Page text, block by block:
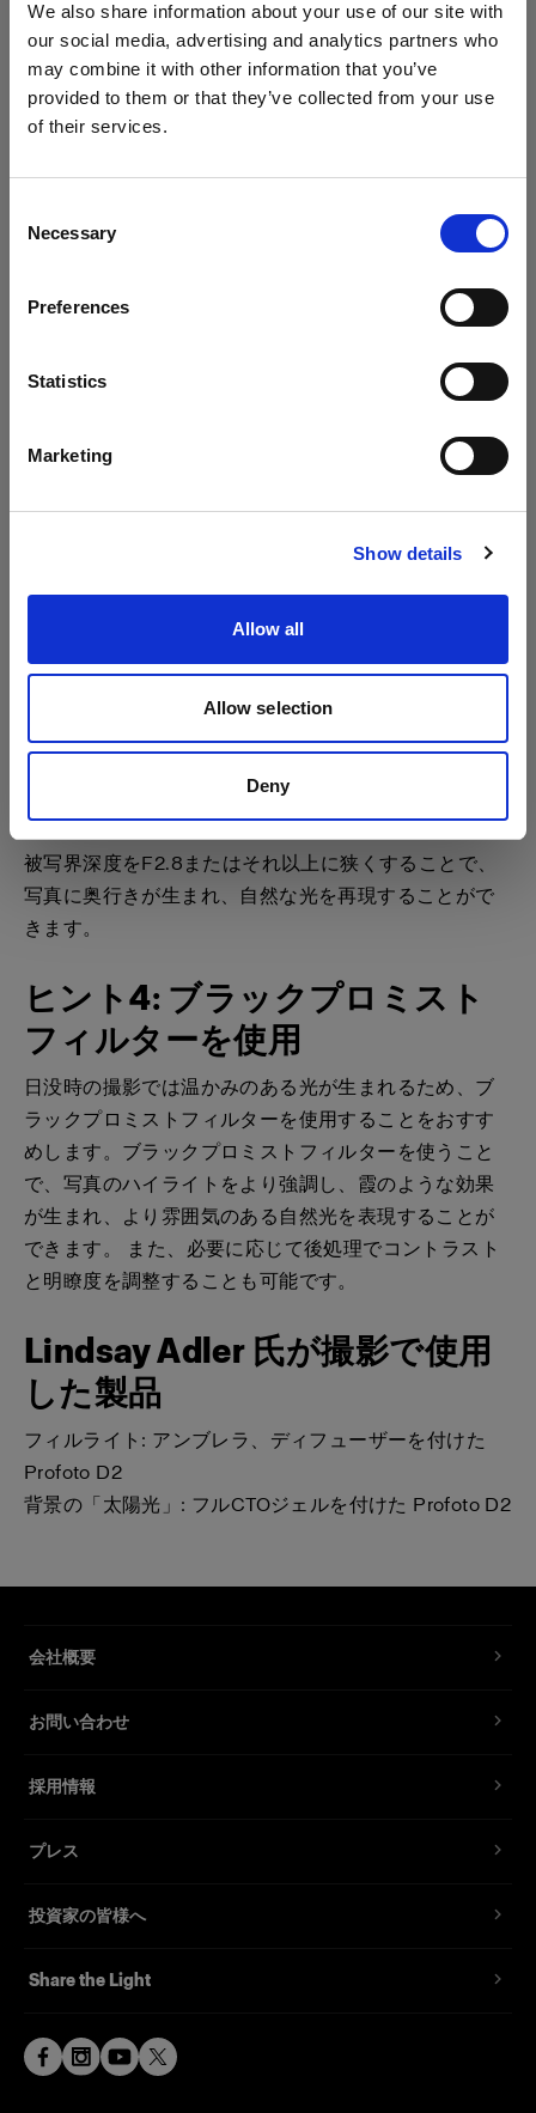
We also share information about your use of our site with
our social media, advertising and analytics partners who
may combine it with other information that you’ve
provided to them or that they’ve collected from your use
of their services.
Selection
Necessary
Preferences
Statistics
Marketing
Show details
Allow all
Allow selection
Deny
地域を変更しますか？
Bulgaria
言語
サイトにアクセス
ヒント2: CTOジェル
CTO（色温度オレンジ）ジェルを使用することで、夕
焼けの暖かい光を再現することができます。 また、フ
色温度から、自然なゴールデンアワーの光を再現した
温かみのあるタングステンの色温度に変えることがで
きます。この撮影では、CTOジェルを付けたD2をドア
ヒント3: 被写界深度を狭くし
て撮影
被写界深度をF2.8またはそれ以上に狭くすることで、
写真に奥行きが生まれ、自然な光を再現することがで
きます。
ヒント4: ブラックプロミスト
フィルターを使用
日没時の撮影では温かみのある光が生まれるため、ブ
ラックプロミストフィルターを使用することをおすす
めします。ブラックプロミストフィルターを使うこと
で、写真のハイライトをより強調し、霞のような効果
が生まれ、より雰囲気のある自然光を表現することが
できます。 また、必要に応じて後処理でコントラスト
と明瞭度を調整することも可能です。
Lindsay Adler 氏が撮影で使用
した製品
フィルライト: アンブレラ、ディフューザーを付けた
Profoto D2
背景の「太陽光」: フルCTOジェルを付けた Profoto D2
会社概要
お問い合わせ
採用情報
プレス
投資家の皆様へ
Share the Light